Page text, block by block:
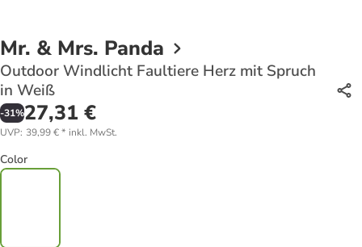
Mr. & Mrs. Panda
Outdoor Windlicht Faultiere Herz mit Spruch
in Weiß
-31%27,31 €
UVP: 39,99 €* inkl. MwSt.
Color